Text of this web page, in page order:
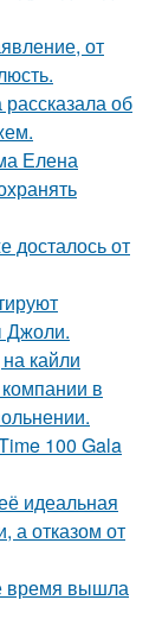
от
об
Елена
досталось от
Джоли.
кайли
в
100 Gala
идеальная
а отказом от
время вышла